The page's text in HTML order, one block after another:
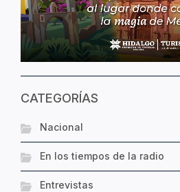
CATEGORÍAS
Nacional
En los tiempos de la radio
Entrevistas